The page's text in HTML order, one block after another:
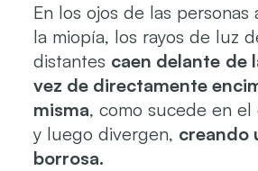
En los ojos de las
la miopía, los rayos de luz
distantes caen delante de
vez de directamente
misma, como sucede en el
y luego divergen, creando
borrosa.